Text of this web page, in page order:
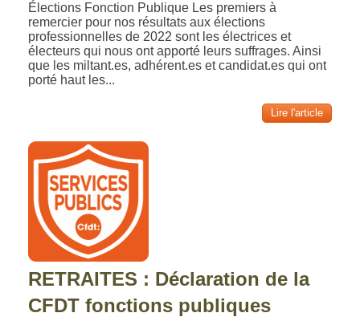
Élections Fonction Publique Les premiers à
remercier pour nos résultats aux élections
professionnelles de 2022 sont les électrices et
électeurs qui nous ont apporté leurs suffrages. Ainsi
que les miltant.es, adhérent.es et candidat.es qui ont
porté haut les...
Lire l'article
RETRAITES : Déclaration de la
CFDT fonctions publiques